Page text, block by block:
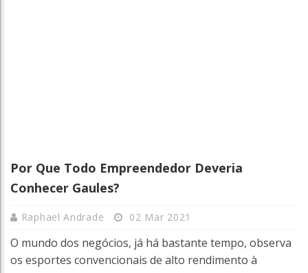
Por Que Todo Empreendedor Deveria
Conhecer Gaules?
Raphael Andrade 02 Mar 2021
O mundo dos negócios, já há bastante tempo, observa
os esportes convencionais de alto rendimento à